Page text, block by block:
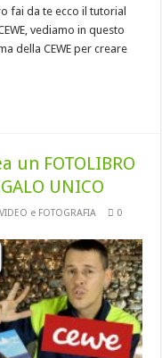
fai da te ecco il tutorial
vediamo in questo
della CEWE per creare
un FOTOLIBRO
UNICO
VIDEO e FOTOGRAFIA
0